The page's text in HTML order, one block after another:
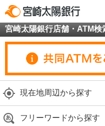
宮崎太陽銀行店舗・ATM検
現在地周辺から探す
フリーワードから探す